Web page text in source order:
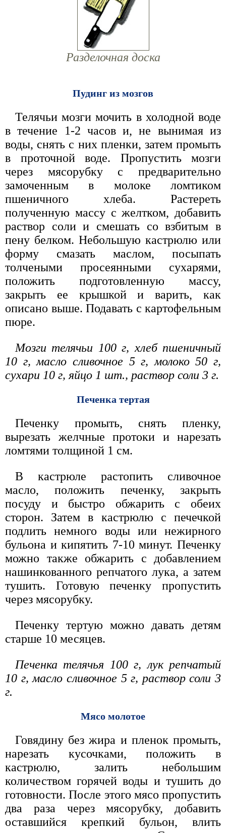
Разделочная доска
Пудинг из мозгов
Телячьи мозги мочить в холодной воде
в течение 1-2 часов и, не вынимая из
воды, снять с них пленки, затем промыть
в проточной воде. Пропустить мозги
через мясорубку с предварительно
замоченным в молоке ломтиком
пшеничного хлеба. Растереть
полученную массу с желтком, добавить
раствор соли и смешать со взбитым в
пену белком. Небольшую кастрюлю или
форму смазать маслом, посыпать
толчеными просеянными сухарями,
положить подготовленную массу,
закрыть ее крышкой и варить, как
описано выше. Подавать с картофельным
пюре.
Мозги телячьи 100 г, хлеб пшеничный
10 г, масло сливочное 5 г, молоко 50 г,
сухари 10 г, яйцо 1 шт., раствор соли 3 г.
Печенка тертая
Печенку промыть, снять пленку,
вырезать желчные протоки и нарезать
ломтями толщиной 1 см.
В кастрюле растопить сливочное
масло, положить печенку, закрыть
посуду и быстро обжарить с обеих
сторон. Затем в кастрюлю с печечкой
подлить немного воды или нежирного
бульона и кипятить 7-10 минут. Печенку
можно также обжарить с добавлением
нашинкованного репчатого лука, а затем
тушить. Готовую печенку пропустить
через мясорубку.
Печенку тертую можно давать детям
старше 10 месяцев.
Печенка телячья 100 г, лук репчатый
10 г, масло сливочное 5 г, раствор соли 3
г.
Мясо молотое
Говядину без жира и пленок промыть,
нарезать кусочками, положить в
кастрюлю, залить небольшим
количеством горячей воды и тушить до
готовности. После этого мясо пропустить
два раза через мясорубку, добавить
оставшийся крепкий бульон, влить